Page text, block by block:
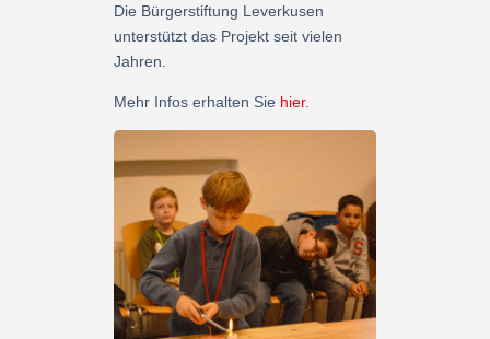
Die Bürgerstiftung Leverkusen
unterstützt das Projekt seit vielen
Jahren.
Mehr Infos erhalten Sie hier.